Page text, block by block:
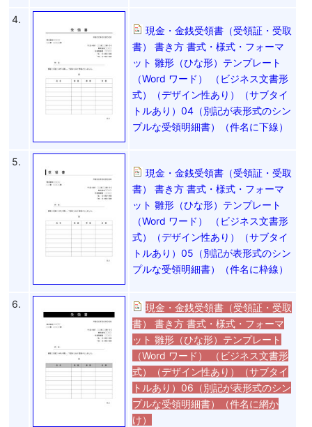
4.
現金・金銭受領書（受領証・受取
書） 書き方 書式・様式・フォーマ
ット 雛形（ひな形）テンプレート
（Word ワード） （ビジネス文書形
式）（デザイン性あり）（サブタイ
トルあり）04（別記が表形式のシン
プルな受領明細書）（件名に下線）
5.
現金・金銭受領書（受領証・受取
書） 書き方 書式・様式・フォーマ
ット 雛形（ひな形）テンプレート
（Word ワード） （ビジネス文書形
式）（デザイン性あり）（サブタイ
トルあり）05（別記が表形式のシン
プルな受領明細書）（件名に枠線）
6.
現金・金銭受領書（受領証・受取
書） 書き方 書式・様式・フォーマ
ット 雛形（ひな形）テンプレート
（Word ワード） （ビジネス文書形
式）（デザイン性あり）（サブタイ
トルあり）06（別記が表形式のシン
プルな受領明細書）（件名に網か
け）